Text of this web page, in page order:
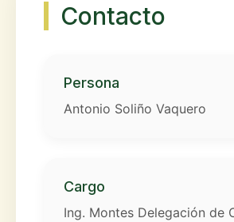
Contacto
Persona
Antonio Soliño Vaquero
Cargo
Ing. Montes Delegación de